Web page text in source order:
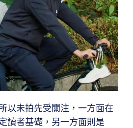
以未拍先受關注，一方面在
讀者基礎，另一方面則是